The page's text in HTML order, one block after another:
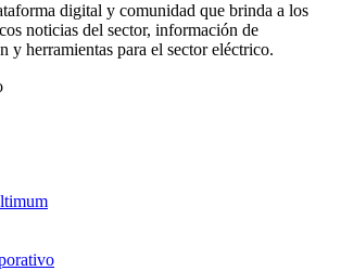
digital y comunidad que brinda a los
noticias del sector, información de
y herramientas para el sector eléctrico.